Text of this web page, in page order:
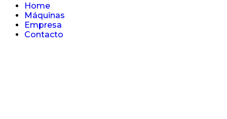
Home
Máquinas
Empresa
Contacto